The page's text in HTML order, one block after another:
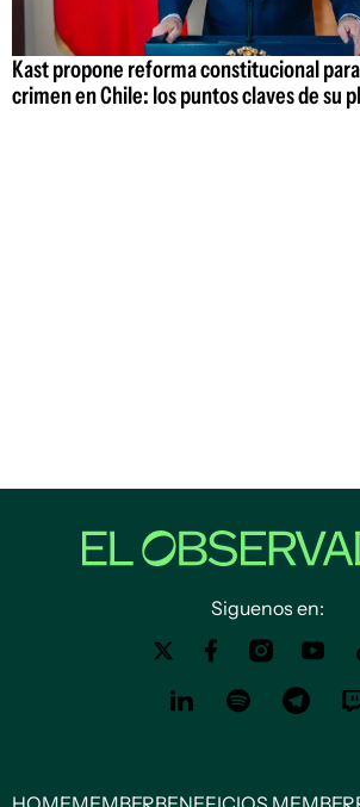
Kast propone reforma constitucional
crimen en Chile: los puntos claves de su
Siguenos en: